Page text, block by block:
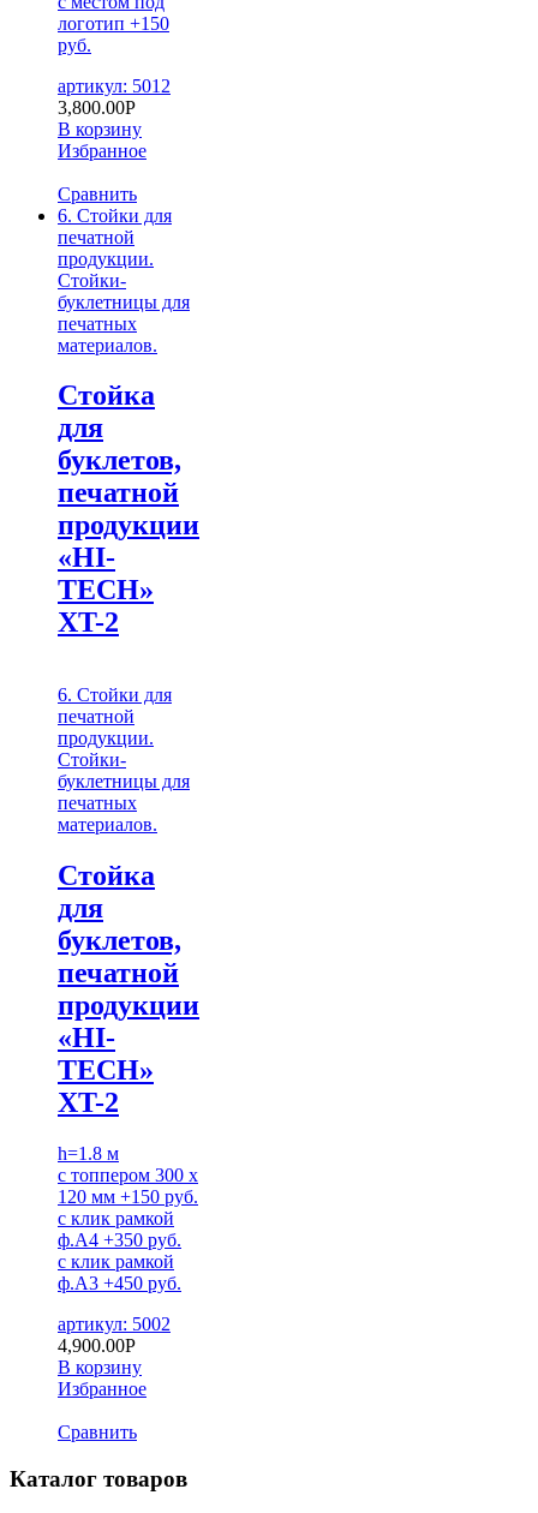
логотип +150
руб.
артикул: 5012
3,800.00Р
В корзину
Избранное
Сравнить
6. Стойки для
печатной
продукции.
Стойки-
буклетницы для
печатных
материалов.
Стойка
для
буклетов,
печатной
продукции
«HI-
TECH»
XT-2
6. Стойки для
печатной
продукции.
Стойки-
буклетницы для
печатных
материалов.
Стойка
для
буклетов,
печатной
продукции
«HI-
TECH»
XT-2
h=1.8 м
с топпером 300 х
120 мм +150 руб.
с клик рамкой
ф.А4 +350 руб.
с клик рамкой
ф.А3 +450 руб.
артикул: 5002
4,900.00Р
В корзину
Избранное
Сравнить
Каталог товаров